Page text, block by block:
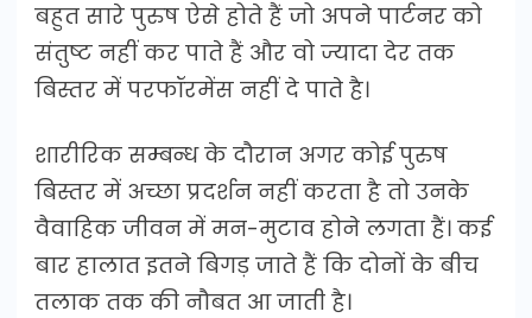
बहुत सारे पुरुष ऐसे होते हैं जो अपने पार्टनर को
संतुष्ट नहीं कर पाते हैं और वो ज्यादा देर तक
बिस्तर में परफॉरमेंस नहीं दे पाते है।
शारीरिक सम्बन्ध के दौरान अगर कोई पुरुष
बिस्तर में अच्छा प्रदर्शन नहीं करता है तो उनके
वैवाहिक जीवन में मन-मुटाव होने लगता हैं। कई
बार हालात इतने बिगड़ जाते हैं कि दोनों के बीच
तलाक तक की नौबत आ जाती है।